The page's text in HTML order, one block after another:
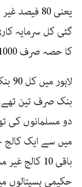
یعنی 80
کا حصہ صرف 58,91000 روپے تھا۔
میں سے ایک کالج
حکیمی ہسپتالوں